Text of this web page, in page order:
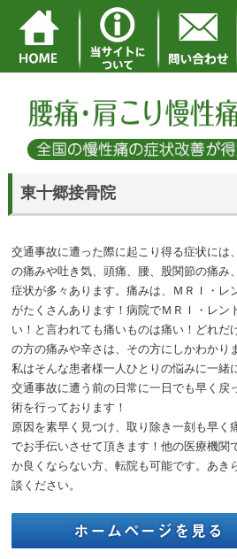
東十郷接骨院
交通事故に遭った際に起こり得る症状には
の痛みや吐き気、頭痛、腰、股関節の痛み
症状が多々あります。痛みは、ＭＲＩ・レ
がたくさんあります！病院でＭＲＩ・レン
い！と言われても痛いものは痛い！どれだ
の方の痛みや辛さは、その方にしかわかり
私はそんな患者様一人ひとりの悩みに一緒
交通事故に遭う前の日常に一日でも早く戻
術を行っております！
原因を素早く見つけ、取り除き一刻も早く
でお手伝いさせて頂きます！他の医療機関
か良くならない方、転院も可能です。あき
談ください。